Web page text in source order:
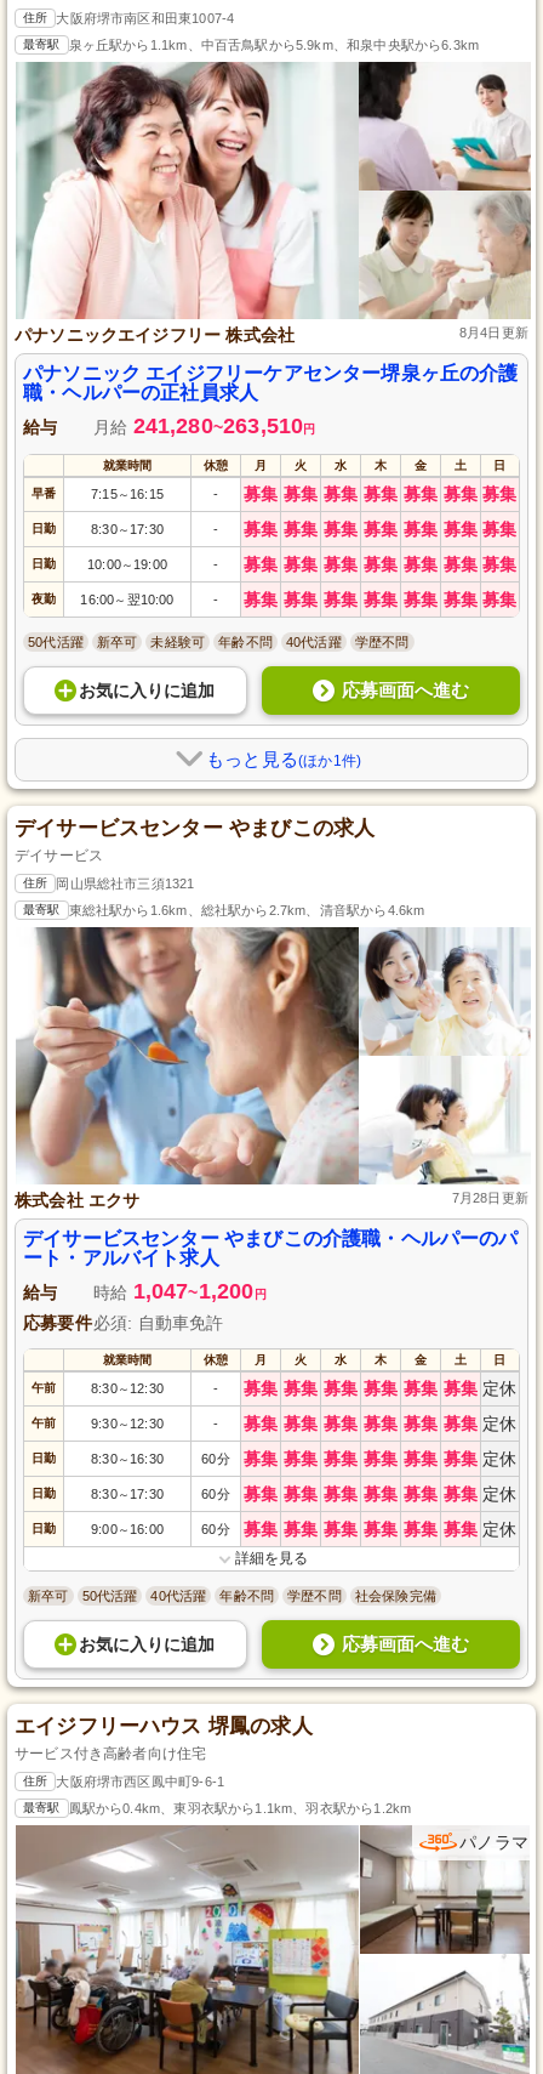
住所 大阪府堺市南区和田東1007-4
最寄駅 泉ヶ丘駅から1.1km、中百舌鳥駅から5.9km、和泉中央駅から6.3km
パナソニックエイジフリー 株式会社 8月4日更新
パナソニック エイジフリーケアセンター堺泉ヶ丘の介護
職・ヘルパーの正社員求人
給与 月給 241,280~263,510円
就業時間 休憩 月 火 水 木 金 土 日
早番 7:15～ 16:15 - 募集 募集 募集 募集 募集 募集 募集
日勤 8:30～ 17:30 - 募集 募集 募集 募集 募集 募集 募集
日勤 10:00～ 19:00 - 募集 募集 募集 募集 募集 募集 募集
夜勤 16:00～ 翌10:00 - 募集 募集 募集 募集 募集 募集 募集
50代活躍 新卒可 未経験可 年齢不問 40代活躍 学歴不問
お気に入り に追加 応募画面へ進む
もっと見る(ほか1件)
デイサービスセンター やまびこの求人
デイサービス
住所 岡山県総社市三須1321
最寄駅 東総社駅から1.6km、総社駅から2.7km、清音駅から4.6km
株式会社 エクサ 7月28日更新
デイサービスセンター やまびこの介護職・ヘルパーのパ
ート・アルバイト求人
給与 時給 1,047~1,200 円
応募要件必須: 自動車免許
就業時間 休憩 月 火 水 木 金 土 日
午前 8:30～ 12:30 - 募集 募集 募集 募集 募集 募集 定休
午前 9:30～ 12:30 - 募集 募集 募集 募集 募集 募集 定休
日勤 8:30～ 16:30 60分 募集 募集 募集 募集 募集 募集 定休
日勤 8:30～ 17:30 60分 募集 募集 募集 募集 募集 募集 定休
日勤 9:00～ 16:00 60分 募集 募集 募集 募集 募集 募集 定休
詳細を見る
新卒可 50代活躍 40代活躍 年齢不問 学歴不問 社会保険完備
お気に入り に追加 応募画面へ進む
エイジフリーハウス 堺鳳の求人
サービス付き高齢者向け住宅
住所 大阪府堺市西区鳳中町9-6-1
最寄駅 鳳駅から0.4km、東羽衣駅から1.1km、羽衣駅から1.2km
パノラマ